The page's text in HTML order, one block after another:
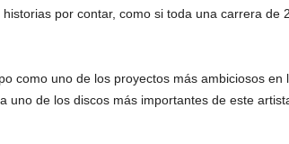
por contar, como si toda una carrera de
como uno de los proyectos más ambiciosos en
uno de los discos más importantes de este